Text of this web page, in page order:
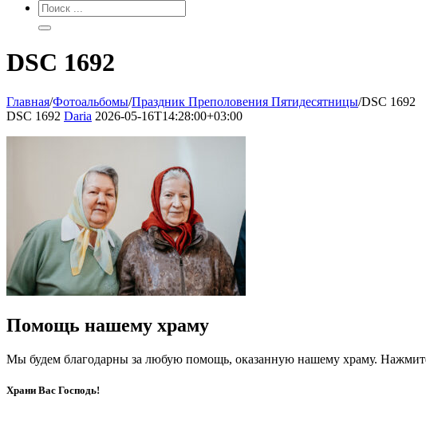
DSC 1692
Главная/Фотоальбомы/Праздник Преполовения Пятидесятницы/DSC 1692
DSC 1692 Daria 2026-05-16T14:28:00+03:00
Помощь нашему храму
Мы будем благодарны за любую помощь, оказанную нашему храму.
Храни Вас Господь!